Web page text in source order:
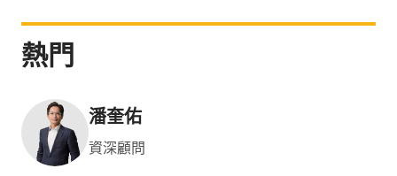
熱門
潘奎佑
資深顧問